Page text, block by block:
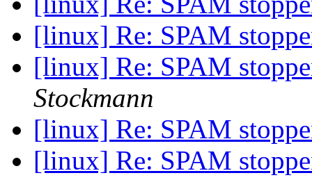
[linux] Re: SPAM
[linux] Re: SPAM
Stockmann
[linux] Re: SPAM
[linux] Re: SPAM